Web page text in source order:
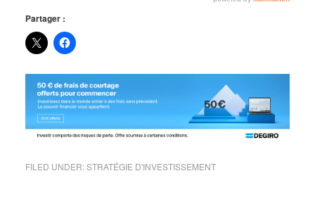
Partager :
FILED UNDER:STRATÉGIE D'INVESTISSEMENT